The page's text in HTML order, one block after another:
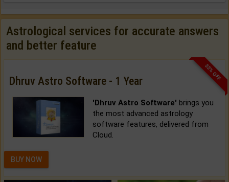
Astrological services for accurate answers
and better feature
33% OFF
Dhruv Astro Software - 1 Year
'Dhruv Astro Software' brings you
the most advanced astrology
software features, delivered from
Cloud.
BUY NOW